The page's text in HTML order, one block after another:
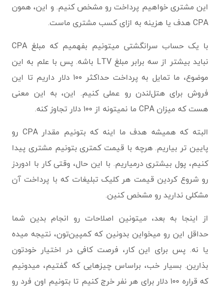
این مشتری خواهیم پرداخت رو مشخص کنیم. و این، همون
CPA هدف یا هزینه به ازای کسب مشتری ماست.
با یک حساب سرانگشتی میتونیم بفهمیم که مبلغ CPA
نباید بیشتر از سه برابر مبلغ LTV باشه. پس با علم به این
موضوع، ما تمایل به پرداخت حداکثر ۱۰۰ دلار داریم تا این
فروش برای هتل‌لندن رو عملی کنیم. این، به این معنی
هست که میزان CPA ما نمیتونه از ۱۰۰ دلار تجاوز کنه.
البته که همیشه هدف ما اینه که بتونیم مقدار CPA رو
پایین تر بیاریم. هرچه با قیمت کمتری بتونیم مشتری پیدا
کنیم، پول بیشتری درمیاریم. با این حال، وقتی کار با ادوردز
رو شروع کردین قیمت هر کلیک تبلیغات که با پرداخت آن
مشکلی ندارید رو مشخص کنین.
از اینجا به بعد، میتونین اصلاحات رو انجام بدین شما
حداقل این رو میخواین بدونین که کمپین‌تون، نتیجه میده
یا نه. پس برای این کار، فرصت کافی در اختیار خودتون
بذارین. بسیار خب، براساس چیزهایی که گفتیم، میدونیم
که قراره ۱۰۰ دلار برای هر نفر خرج کنیم تا بتونیم اون فرد رو